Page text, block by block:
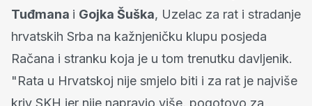
Tuđmana i Gojka Šuška, Uzelac za rat i stradanje
hrvatskih Srba na kažnjeničku klupu posjeda
Račana i stranku koja je u tom trenutku davljenik.
"Rata u Hrvatskoj nije smjelo biti i za rat je najviše
kriv SKH jer nije napravio više, pogotovo za